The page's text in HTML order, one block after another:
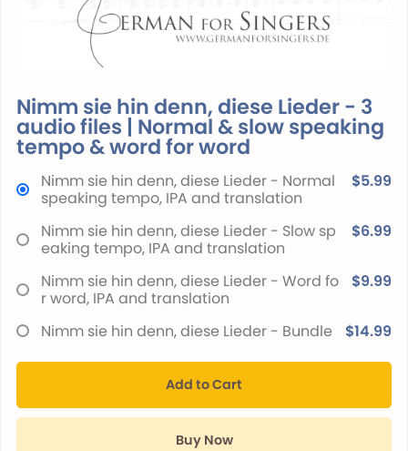
Nimm sie hin denn, diese Lieder - 3
audio files | Normal & slow speaking
tempo & word for word
Nimm sie hin denn, diese Lieder - Normal
speaking tempo, IPA and translation
$5.99
Nimm sie hin denn, diese Lieder - Slow sp
eaking tempo, IPA and translation
$6.99
Nimm sie hin denn, diese Lieder - Word fo
r word, IPA and translation
$9.99
Nimm sie hin denn, diese Lieder - Bundle $14.99
Add to Cart
Buy Now